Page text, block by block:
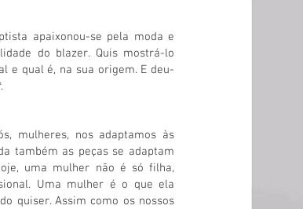
apaixonou-se pela moda e
do blazer. Quis mostrá-lo
e qual é, na sua origem. E deu-
.
mulheres, nos adaptamos às
também as peças se adaptam
uma mulher não é só filha,
Uma mulher é o que ela
quiser. Assim como os nossos